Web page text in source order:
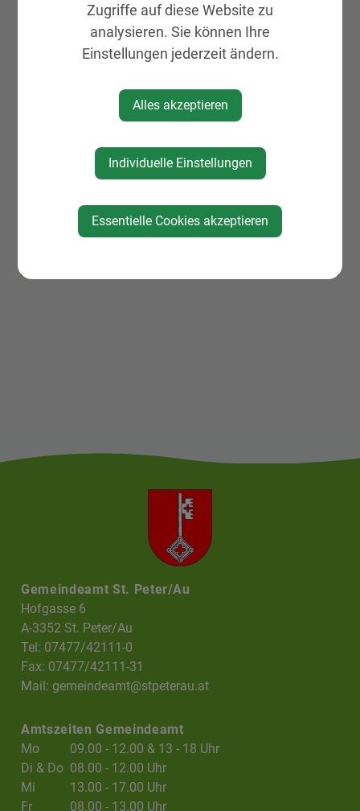
TÖT Werbung NEU_zusammengefügt
Veranstalter
Gemeindeamt St. Peter/Au
Hofgasse 6
A-3352 St. Peter/Au
Tel: 07477/42111-0
Fax: 07477/42111-31
Mail:gemeindeamt@stpeterau.at
Amtszeiten Gemeindeamt
Mo
09.00 - 12.00 & 13 - 18 Uhr
Di & Do 08.00 - 12.00 Uhr
Mi
13.00 - 17.00 Uhr
Fr
08.00 - 13.00 Uhr
Zugriffe auf diese Website zu
analysieren. Sie können Ihre
Einstellungen jederzeit ändern.
Alles akzeptieren
Individuelle Einstellungen
Essentielle Cookies akzeptieren